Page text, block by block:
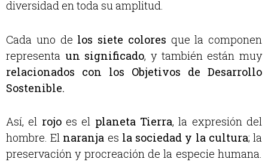
diversidad en toda su amplitud.
Cada uno de los siete colores que la componen
representa un significado, y también están muy
relacionados con los Objetivos de Desarrollo
Sostenible.
Así, el rojoes el planeta Tierra, la expresión del
hombre. El naranja es la sociedad y la cultura; la
preservación y procreación de la especie humana.